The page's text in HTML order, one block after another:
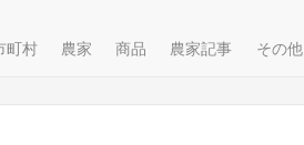
町村 農家 商品 農家記事 その他